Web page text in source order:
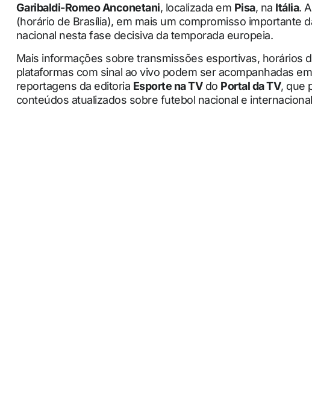
Garibaldi-Romeo Anconetani, localizada em Pisa, na Itália.
(horário de Brasília), em mais um compromisso importante
nacional nesta fase decisiva da temporada europeia.
Mais informações sobre transmissões esportivas, horários
plataformas com sinal ao vivo podem ser acompanhadas
reportagens da editoria Esporte na TVdo Portal da TV, que
conteúdos atualizados sobre futebol nacional e